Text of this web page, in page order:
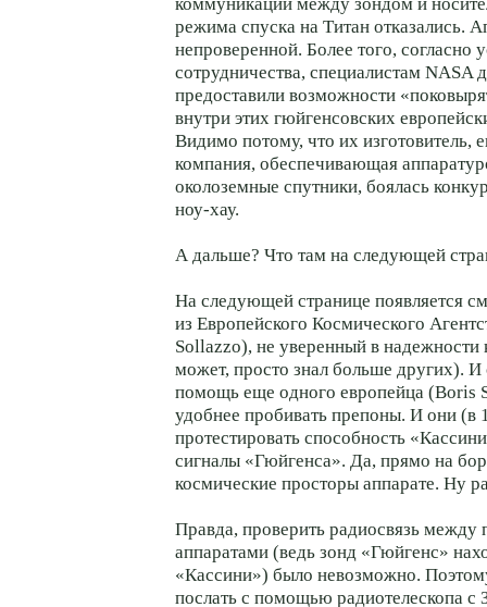
коммуникации между зондом и
режима спуска на Титан отказались.
непроверенной. Более того, согласно
сотрудничества, специалистам NASA
предоставили возможности
внутри этих гюйгенсовских
Видимо потому, что их изготовитель,
компания, обеспечивающая
околоземные спутники, боялась
ноу-хау.
А дальше? Что там на следующей
На следующей странице появляется
из Европейского Космического
Sollazzo), не уверенный в надежности
может, просто знал больше других). И
помощь еще одного европейца (Boris
удобнее пробивать препоны. И они (в
протестировать способность
сигналы «Гюйгенса». Да, прямо на
космические просторы аппарате. Ну
Правда, проверить радиосвязь между
аппаратами (ведь зонд «Гюйгенс»
«Кассини») было невозможно.
послать с помощью радиотелескопа с